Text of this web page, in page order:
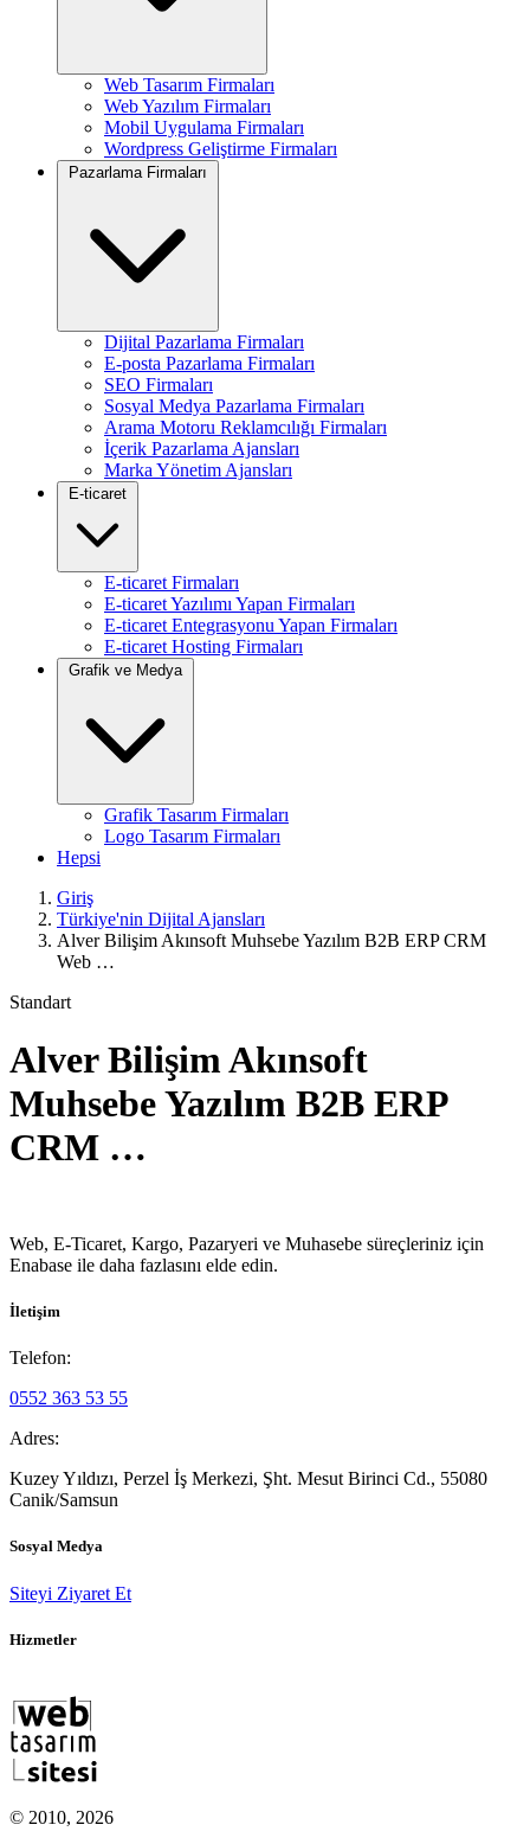
Web Tasarım Firmaları
Web Yazılım Firmaları
Mobil Uygulama Firmaları
Wordpress Geliştirme Firmaları
Pazarlama Firmaları
Dijital Pazarlama Firmaları
E-posta Pazarlama Firmaları
SEO Firmaları
Sosyal Medya Pazarlama Firmaları
Arama Motoru Reklamcılığı Firmaları
İçerik Pazarlama Ajansları
Marka Yönetim Ajansları
E-ticaret
E-ticaret Firmaları
E-ticaret Yazılımı Yapan Firmaları
E-ticaret Entegrasyonu Yapan Firmaları
E-ticaret Hosting Firmaları
Grafik ve Medya
Grafik Tasarım Firmaları
Logo Tasarım Firmaları
Hepsi
Giriş
Türkiye'nin Dijital Ajansları
Alver Bilişim Akınsoft Muhsebe Yazılım B2B ERP CRM
Web …
Standart
Alver Bilişim Akınsoft
Muhsebe Yazılım B2B ERP
CRM …
Web, E-Ticaret, Kargo, Pazaryeri ve Muhasebe süreçleriniz için
Enabase ile daha fazlasını elde edin.
İletişim
Telefon:
0552 363 53 55
Adres:
Kuzey Yıldızı, Perzel İş Merkezi, Şht. Mesut Birinci Cd., 55080
Canik/Samsun
Sosyal Medya
Siteyi Ziyaret Et
Hizmetler
© 2010, 2026